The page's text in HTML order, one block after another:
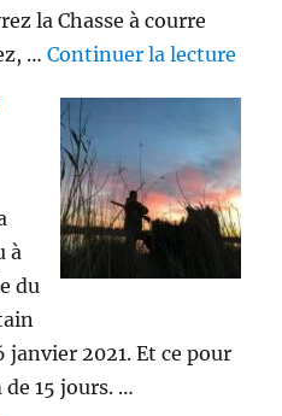
la Chasse à courre
…Continuer la lecture
à
du
janvier 2021. Et ce pour
15 jours. …